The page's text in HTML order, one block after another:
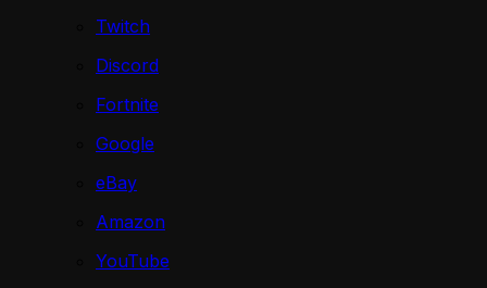
Twitch
Discord
Fortnite
Google
eBay
Amazon
YouTube